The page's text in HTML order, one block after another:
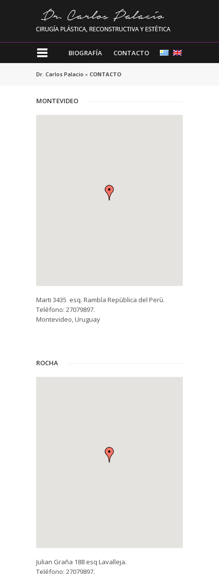
BIOGRAFÍA CONTACTO
Dr. Carlos Palacio » CONTACTO
MONTEVIDEO
Marti 3435 esq. Rambla Repùblica del Perù.
Teléfono: 27079897.
Montevideo, Uruguay
ROCHA
Julian Graña 188 esq Lavalleja.
Teléfono: 27079897.